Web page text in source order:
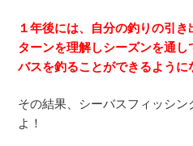
１年後には、自分の釣りの引
ターンを理解しシーズンを通
バスを釣ることができるように
その結果、シーバスフィッシ
よ！